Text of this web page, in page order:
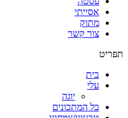
אסייתי
מתוק
צור קשר
תפריט
בית
עלי
יוגה
כל המתכונים